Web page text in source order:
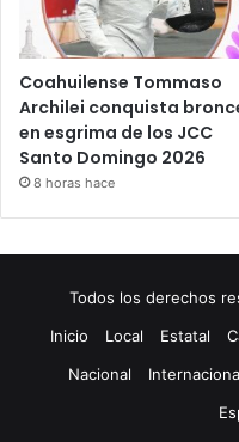
Coahuilense Tommaso
Archilei conquista
en esgrima de los JCC
Santo Domingo 2026
8 horas hace
Todos los derechos
Inicio
Local Estatal
Nacional